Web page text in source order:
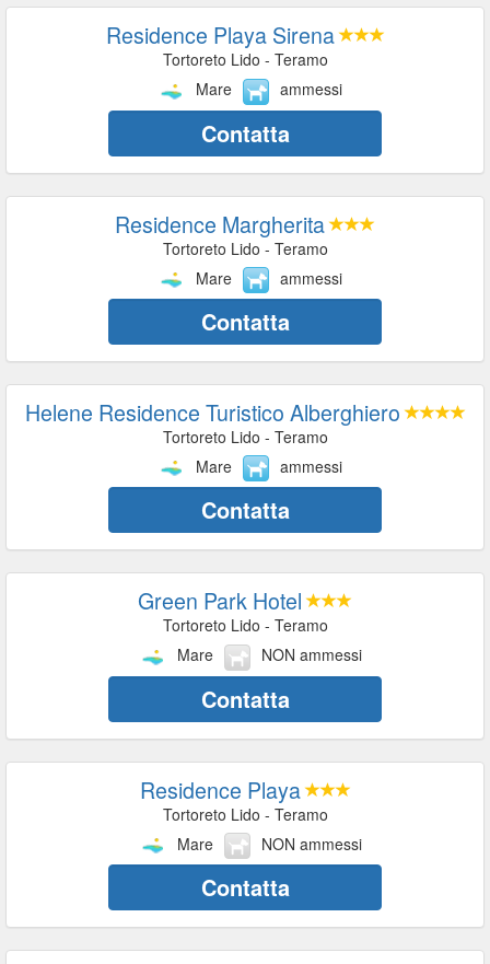
Residence Playa Sirena
Tortoreto Lido - Teramo
Mare
ammessi
Contatta
Residence Margherita
Tortoreto Lido - Teramo
Mare
ammessi
Contatta
Helene Residence Turistico Alberghiero
Tortoreto Lido - Teramo
Mare
ammessi
Contatta
Green Park Hotel
Tortoreto Lido - Teramo
Mare
NON ammessi
Contatta
Residence Playa
Tortoreto Lido - Teramo
Mare
NON ammessi
Contatta